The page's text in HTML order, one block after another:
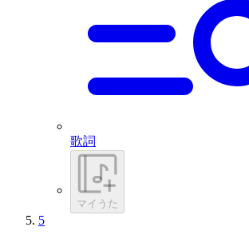
歌詞
マイうた
5